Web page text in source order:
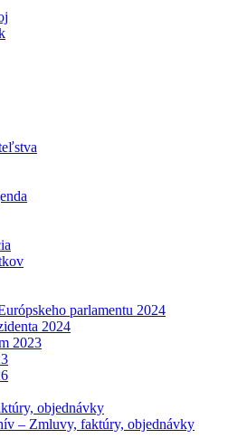
parlamentu 2024
2024
2023
objednávky
– Zmluvy, faktúry, objednávky